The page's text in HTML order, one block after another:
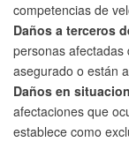
competencias de
Daños a terceros
personas afectadas
asegurado o están
Daños en
afectaciones que
establece como